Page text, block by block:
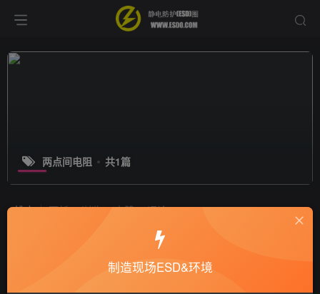
两点间电阻 共1篇
排序 更新 浏览 点赞 评论
材料两点间电阻与表面电阻定义区分？
十万个为什么
制造现场ESD&环境